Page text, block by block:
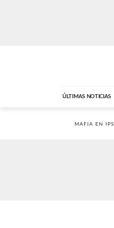
ÚLTIMAS NOTICIAS
MAFIA EN IPS